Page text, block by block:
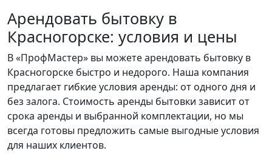
Арендовать бытовку в
Красногорске: условия и цены
В «ПрофМастер» вы можете арендовать бытовку в
Красногорске быстро и недорого. Наша компания
предлагает гибкие условия аренды: от одного дня и
без залога. Стоимость аренды бытовки зависит от
срока аренды и выбранной комплектации, но мы
всегда готовы предложить самые выгодные условия
для наших клиентов.